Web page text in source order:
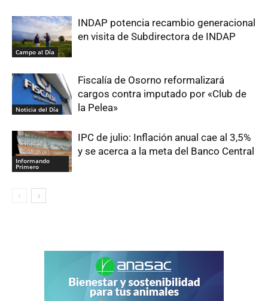
Campo al Día
INDAP potencia recambio generacional
en visita de Subdirectora de INDAP
Noticia del Día
Fiscalía de Osorno reformalizará
cargos contra imputado por «Club de
la Pelea»
Informando
Primero
IPC de julio: Inflación anual cae al 3,5%
y se acerca a la meta del Banco Central